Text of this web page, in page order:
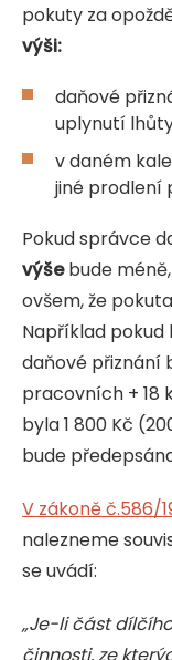
pokuty za
výši:
daňové
uplynutí
v daném
jiné prodlení
Pokud správce
výšebude méně,
ovšem, že
Například pokud
daňové přiznání
pracovních + 18
byla 1 800 Kč
bude
V zákoně č.586/
nalezneme
se uvádí:
„Je-li část